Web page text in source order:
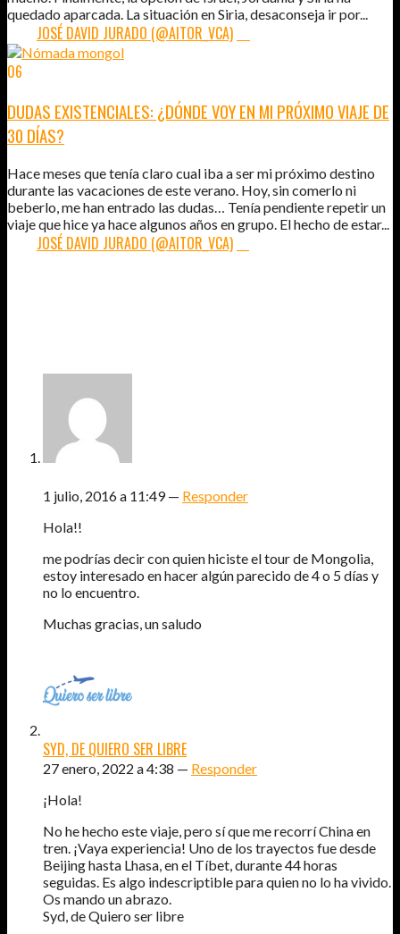
quedado aparcada. La situación en Siria, desaconseja ir por...
JOSÉ DAVID JURADO (@AITOR_VCA)
06
DUDAS EXISTENCIALES: ¿DÓNDE VOY EN MI PRÓXIMO VIAJE DE
30 DÍAS?
Hace meses que tenía claro cual iba a ser mi próximo destino
durante las vacaciones de este verano. Hoy, sin comerlo ni
beberlo, me han entrado las dudas… Tenía pendiente repetir un
viaje que hice ya hace algunos años en grupo. El hecho de estar...
JOSÉ DAVID JURADO (@AITOR_VCA)
1 julio, 2016 a 11:49 — Responder
Hola!!
me podrías decir con quien hiciste el tour de Mongolia,
estoy interesado en hacer algún parecido de 4 o 5 días y
no lo encuentro.
Muchas gracias, un saludo
SYD, DE QUIERO SER LIBRE
27 enero, 2022 a 4:38 — Responder
¡Hola!
No he hecho este viaje, pero sí que me recorrí China en
tren. ¡Vaya experiencia! Uno de los trayectos fue desde
Beijing hasta Lhasa, en el Tíbet, durante 44 horas
seguidas. Es algo indescriptible para quien no lo ha vivido.
Os mando un abrazo.
Syd, de Quiero ser libre